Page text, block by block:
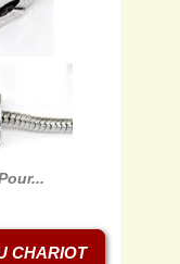
CHARIOT